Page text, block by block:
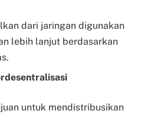
dari jaringan digunakan
lebih lanjut berdasarkan
untuk mendistribusikan